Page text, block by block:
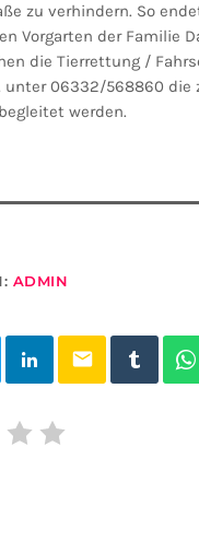
zu verhindern. So
Vorgarten der Familie
die Tierrettung /
unter 06332/568860 die
werden.
ADMIN
email